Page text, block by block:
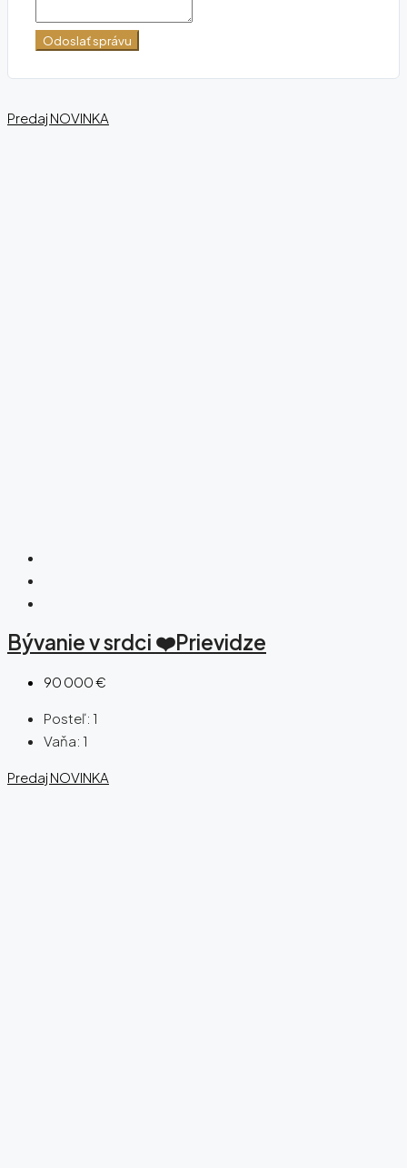
Odoslať správu
Predaj NOVINKA
Bývanie v srdci ❤️Prievidze
90 000 €
Posteľ: 1
Vaňa: 1
Predaj NOVINKA